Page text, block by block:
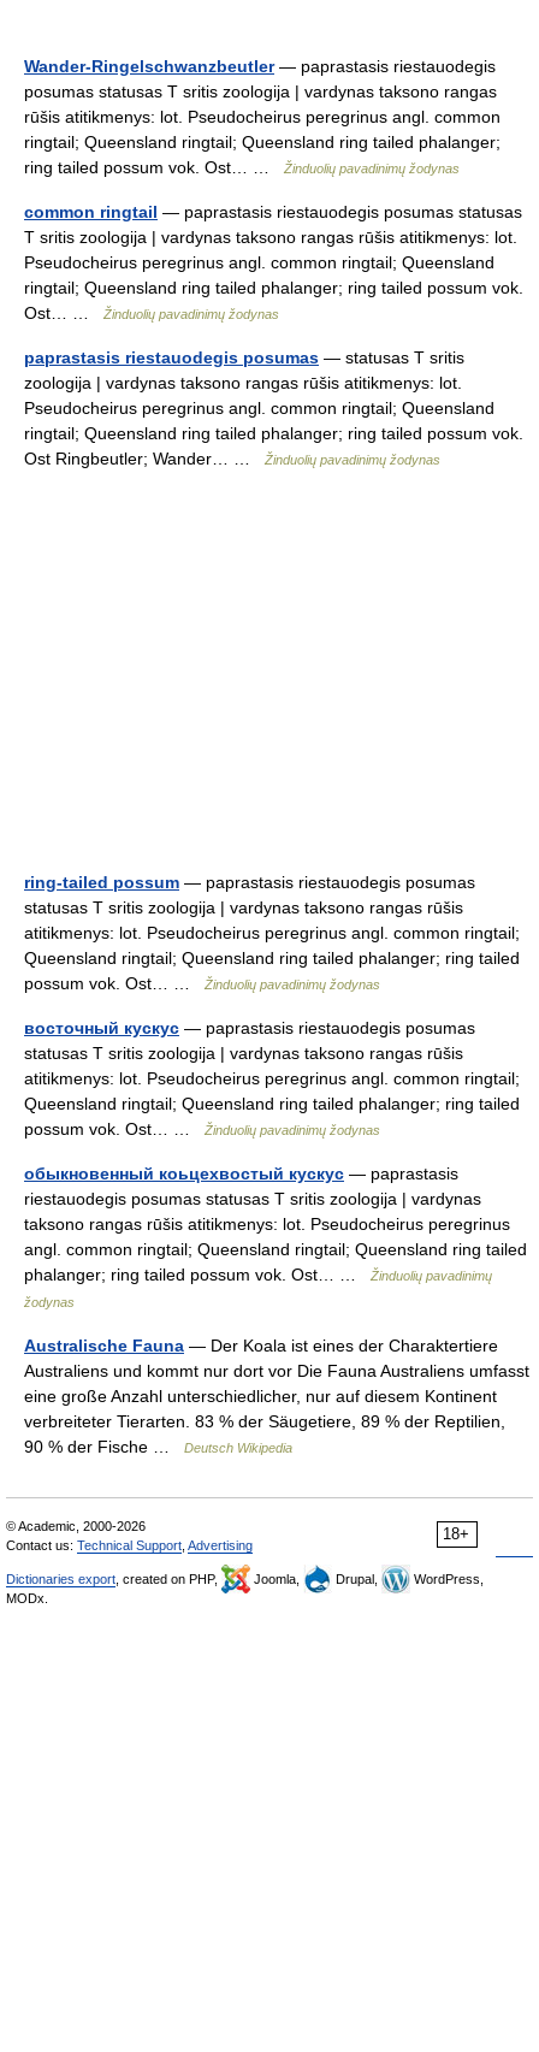
Wander-Ringelschwanzbeutler— paprastasis riestauodegis
posumas statusas T sritis zoologija | vardynas taksono rangas
rūšis atitikmenys: lot. Pseudocheirus peregrinus angl. common
ringtail; Queensland ringtail; Queensland ring tailed phalanger;
ring tailed possum vok. Ost… …
Žinduolių pavadinimų žodynas
common ringtail — paprastasis riestauodegis posumas statusas
T sritis zoologija | vardynas taksono rangas rūšis atitikmenys: lot.
Pseudocheirus peregrinus angl. common ringtail; Queensland
ringtail; Queensland ring tailed phalanger; ring tailed possum vok.
Ost… …
Žinduolių pavadinimų žodynas
paprastasis riestauodegis posumas — statusas T sritis
zoologija | vardynas taksono rangas rūšis atitikmenys: lot.
Pseudocheirus peregrinus angl. common ringtail; Queensland
ringtail; Queensland ring tailed phalanger; ring tailed possum vok.
Ost Ringbeutler; Wander… …
Žinduolių pavadinimų žodynas
ring-tailed possum — paprastasis riestauodegis posumas
statusas T sritis zoologija | vardynas taksono rangas rūšis
atitikmenys: lot. Pseudocheirus peregrinus angl. common ringtail;
Queensland ringtail; Queensland ring tailed phalanger; ring tailed
possum vok. Ost… …
Žinduolių pavadinimų žodynas
восточный кускус — paprastasis riestauodegis posumas
statusas T sritis zoologija | vardynas taksono rangas rūšis
atitikmenys: lot. Pseudocheirus peregrinus angl. common ringtail;
Queensland ringtail; Queensland ring tailed phalanger; ring tailed
possum vok. Ost… …
Žinduolių pavadinimų žodynas
обыкновенный коьцехвостый кускус — paprastasis
riestauodegis posumas statusas T sritis zoologija | vardynas
taksono rangas rūšis atitikmenys: lot. Pseudocheirus peregrinus
angl. common ringtail; Queensland ringtail; Queensland ring tailed
phalanger; ring tailed possum vok. Ost… …
Žinduolių pavadinimų
žodynas
Australische Fauna — Der Koala ist eines der Charaktertiere
Australiens und kommt nur dort vor Die Fauna Australiens umfasst
eine große Anzahl unterschiedlicher, nur auf diesem Kontinent
verbreiteter Tierarten. 83 % der Säugetiere, 89 % der Reptilien,
90 % der Fische …
Deutsch Wikipedia
18+
© Academic, 2000-2026
Contact us: Technical Support Advertising
Dictionaries export , created on PHP, Joomla, Drupal,
WordPress,
MODx.